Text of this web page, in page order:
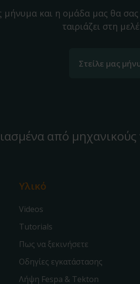
μήνυμα και η ομάδα μας θα
ταιριάζει στη
Στείλε μας
από μηχανικούς
Υλικό
Videos
Tutorials
Πως να ξεκινήσετε
Οδηγίες εγκατάστασης
Λήψη Fespa & Tekton